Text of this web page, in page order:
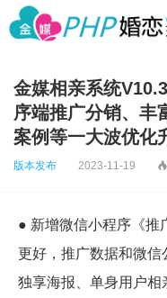
金媒相亲系统
序端推广分销、丰
案例等一大波优化
版本发布 2023-11-19 
● 新增微信小程序《推
更好，推广数据和微信
独享海报、单身用户相